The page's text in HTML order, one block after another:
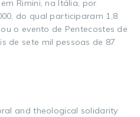
Rimini, na Itália, por
do qual participaram 1,8
o evento de Pentecostes de
de sete mil pessoas de 87
and theological solidarity